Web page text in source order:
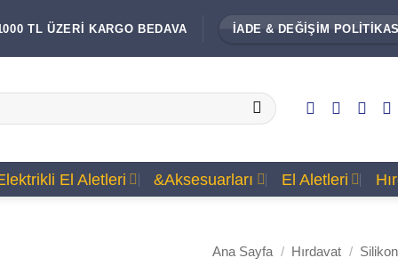
TL ÜZERİ KARGO BEDAVA İADE & DEĞİŞİM
El Aletleri &Aksesuarları El Aletleri
Ana Sayfa / Hırdavat / Silikon